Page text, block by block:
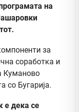
на
за
соработка и
Куманово
со Бугарија.
е дека се